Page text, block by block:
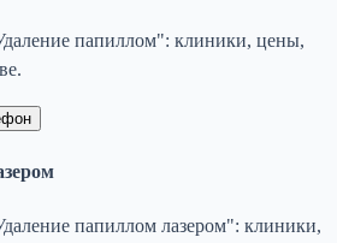
папиллом": клиники, цены,
папиллом лазером": клиники,